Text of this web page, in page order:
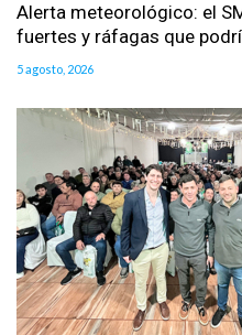
Alerta meteorológico: el
fuertes y ráfagas que
5 agosto, 2026